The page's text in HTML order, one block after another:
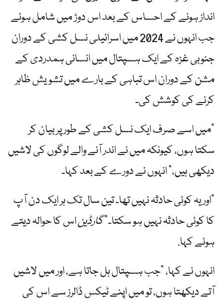
انداز ہونے کے احساس کے بعد اس دوڑ میں شامل ہوئے
جب انہوں نے 2024 میں اسرائیلی نسل کشی کے دوران
جنوبی غزہ کے ایک ہسپتال میں انسانی ہمدردی کے
مشن کے دوران اس تباہی کے بارے میں تشویش ظاہر
کرنے کی کوشش کی۔
"میں اسے صرف ایک نسل کشی کے طور پر بیان کر
سکتا ہوں، کیونکہ میں نے اندر آنے والے لوگوں کی لاشیں
دیکھی ہیں،” انہوں نے دورے کے بعد کہا۔
"اور یہ کوئی حادثہ نہیں تھا۔ تین سال تک ہر ایک دن آپ
کا کوئی حادثہ نہیں ہو سکتا۔”گارڈیناس کا حوالہ دیتے
ہوئے کہا.
انہوں نے کہا، "جب ہسپتال ہل جاتا ہے، اور میں لاشیں
آتے دیکھتا ہوں، تو میں اپنے ٹیکس ڈالرز سے اس کی